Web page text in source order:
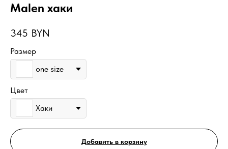
Malen хаки
345 BYN
Размер
one size
Цвет
Хаки
Добавить в корзину